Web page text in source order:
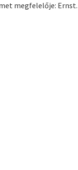
megfelelője: Ernst.